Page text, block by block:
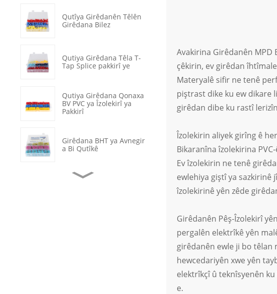
Qutîya Girêdanên Têlên
Girêdana Bilez
Qutiya Girêdana Têla T-
Tap Splice pakkirî ye
Qutiya Girêdana Qonaxa
BV PVC ya Îzolekirî ya
Pakkirî
Girêdana BHT ya Avnegir
a Bi Qutîkê
Termînalên Pêçandina
Avakirina Girêdanên MPD
çêkirin, ev girêdan
Materyalê sifir ne tenê
piştrast dike ku ew dikare
girêdan dibe ku rastî
Îzolekirin aliyek girîng ê
Bikaranîna îzolekirina
Ev îzolekirin ne tenê
ewlehiya giştî ya sazkirinê
îzolekirinê yên zêde
Girêdanên Pêş-Îzolekirî
pergalên elektrîkê yên
girêdanên ewle ji bo
hewcedariyên xwe yên
elektrîkçî û teknîsyenên
e.